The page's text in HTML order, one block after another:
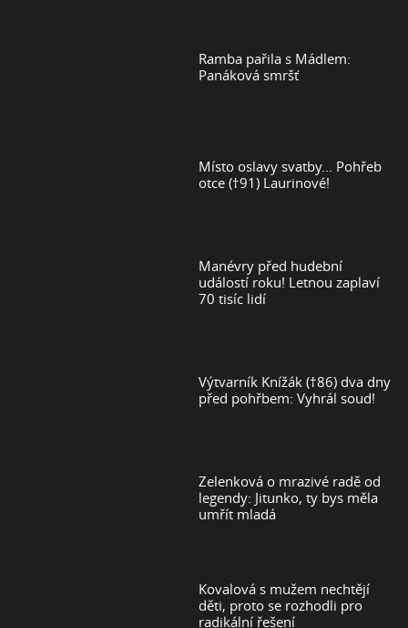
Ramba pařila s Mádlem:
Panáková smršť
Místo oslavy svatby... Pohřeb
otce (†91) Laurinové!
Manévry před hudební
událostí roku! Letnou zaplaví
70 tisíc lidí
Výtvarník Knížák (†86) dva dny
před pohřbem: Vyhrál soud!
Zelenková o mrazivé radě od
legendy: Jitunko, ty bys měla
umřít mladá
Kovalová s mužem nechtějí
děti, proto se rozhodli pro
radikální řešení